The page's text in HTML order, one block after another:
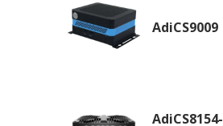
AdiCS9009
AdiCS8154-